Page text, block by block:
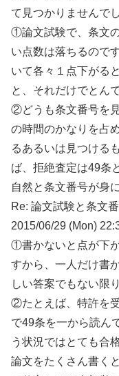
て見つかりませんでし
①論文試験で、条文
い点数は落ちるので
いて各々１点下がる
と、それだけでとん
②どうも条文番号を
の時間のかなりを占
るあるいは見つける
ば、拒絶査定は49条
自然と条文番号が身
Re: 論文試験と条文
2015/06/29 (Mon)
①書かないと点が下
すから、一人だけ書
しい答案でもない限
②たとえば、特許を
で49条を一から読ん
う状況ではとても合
論文をたくさん書く